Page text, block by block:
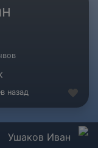
назад
Ушаков Иван